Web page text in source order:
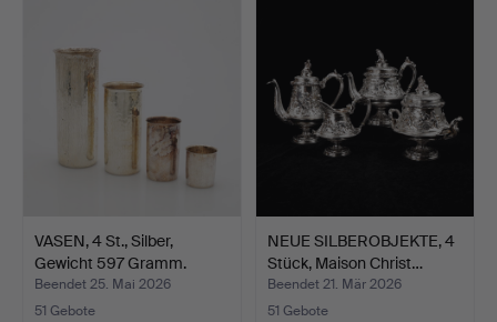
VASEN, 4 St., Silber,
Gewicht 597 Gramm.
Beendet 25. Mai 2026
51 Gebote
NEUE SILBEROBJEKTE, 4
Stück, Maison Christ…
Beendet 21. Mär 2026
51 Gebote